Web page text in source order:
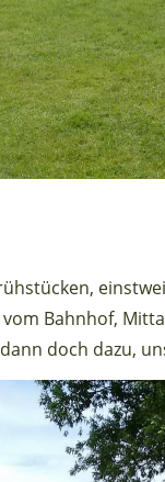
Bahnhof,
doch dazu,